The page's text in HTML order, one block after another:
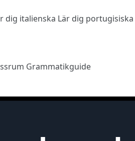
dig italienska Lär dig portugisiska
Grammatikguide